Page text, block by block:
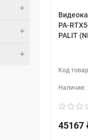
PA-
PALIT
45167